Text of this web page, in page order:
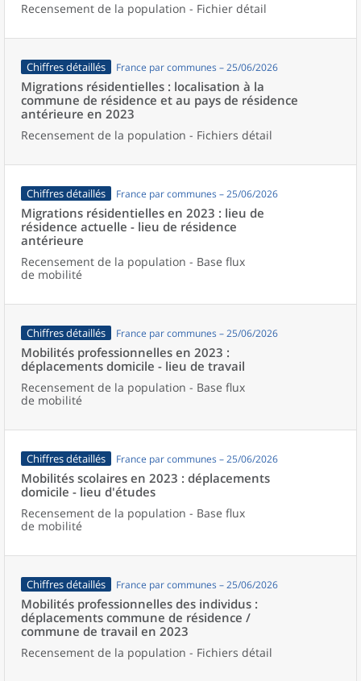
Recensement de la population - Fichier détail
Chiffres détaillés France par communes – 25/06/2026
Migrations résidentielles : localisation à la
commune de résidence et au pays de résidence
antérieure en 2023
Recensement de la population - Fichiers détail
Chiffres détaillés France par communes – 25/06/2026
Migrations résidentielles en 2023 : lieu de
résidence actuelle - lieu de résidence
antérieure
Recensement de la population - Base flux
de mobilité
Chiffres détaillés France par communes – 25/06/2026
Mobilités professionnelles en 2023 :
déplacements domicile - lieu de travail
Recensement de la population - Base flux
de mobilité
Chiffres détaillés France par communes – 25/06/2026
Mobilités scolaires en 2023 : déplacements
domicile - lieu d'études
Recensement de la population - Base flux
de mobilité
Chiffres détaillés France par communes – 25/06/2026
Mobilités professionnelles des individus :
déplacements commune de résidence /
commune de travail en 2023
Recensement de la population - Fichiers détail